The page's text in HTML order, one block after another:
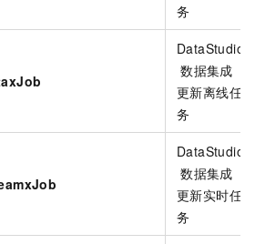
务
DataStudio
数据集成
更新离线任
务
DataStudio
数据集成
更新实时任
务